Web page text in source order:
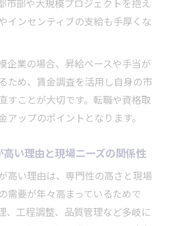
市部や大規模プロジェクトを抱え
インセンティブの支給も手厚くな
企業の場合、昇給ペースや手当が
ため、賃金調査を活用し自身の市
すことが大切です。転職や資格取
ップのポイントとなります。
い理由と現場ニーズの関係性
高い理由は、専門性の高さと現場
需要が年々高まっているためで
、工程調整、品質管理など多岐に